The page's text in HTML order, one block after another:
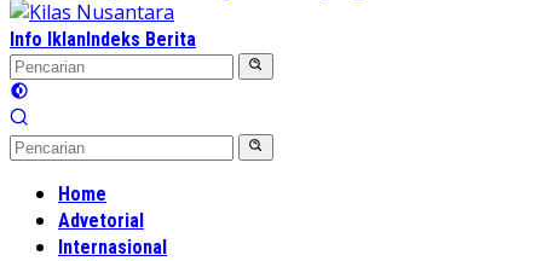
Info IklanIndeks Berita
Home
Advetorial
Internasional